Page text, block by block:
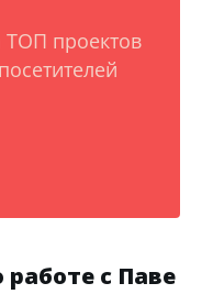
ТОП проектов
с Паве